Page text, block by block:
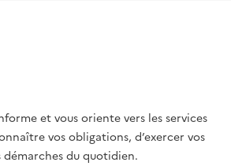
et vous oriente vers les services
vos obligations, d’exercer vos
du quotidien.